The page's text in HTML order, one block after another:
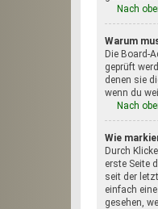
Nach
Warum
Die Board-
geprüft
denen sie
wenn du
Nach
Wie
Durch
erste Seite
seit der
einfach
gesehen,